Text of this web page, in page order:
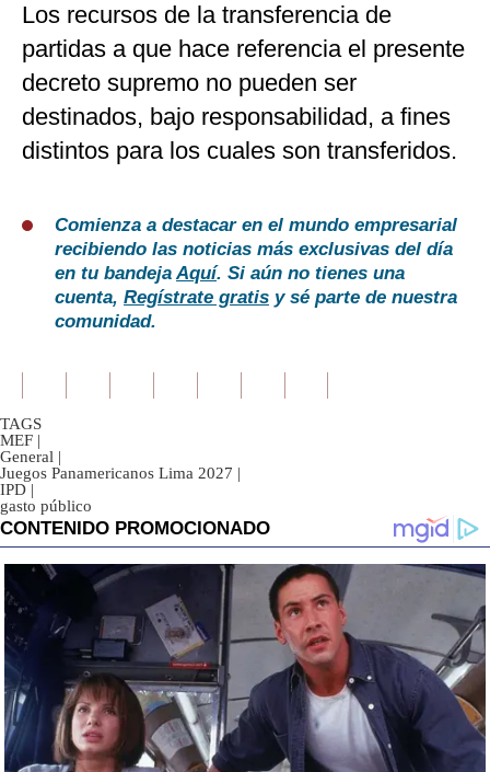
Los recursos de la transferencia de
partidas a que hace referencia el presente
decreto supremo no pueden ser
destinados, bajo responsabilidad, a fines
distintos para los cuales son transferidos.
Comienza a destacar en el mundo empresarial
recibiendo las noticias más exclusivas del día
en tu bandejaAquí. Si aún no tienes una
cuenta, Regístrate gratis y sé parte de nuestra
comunidad.
TAGS
MEF |
General |
Juegos Panamericanos Lima 2027 |
IPD |
gasto público